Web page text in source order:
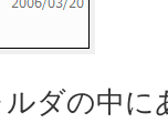
ダの中に